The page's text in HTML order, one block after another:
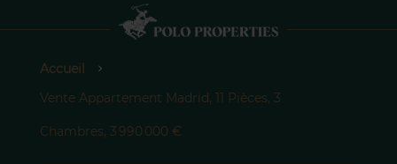
Accueil
Vente Appartement Madrid, 11 Pièces, 3
Chambres, 3 990 000 €